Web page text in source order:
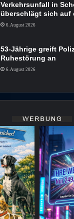
Verkehrsunfall in
überschlägt sich auf
6. August 2026
53-Jährige greift
Ruhestörung an
6. August 2026